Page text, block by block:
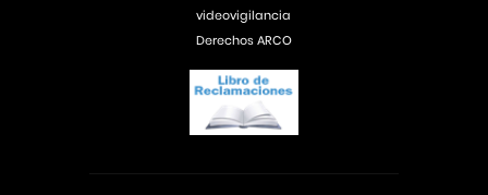
videovigilancia
Derechos ARCO